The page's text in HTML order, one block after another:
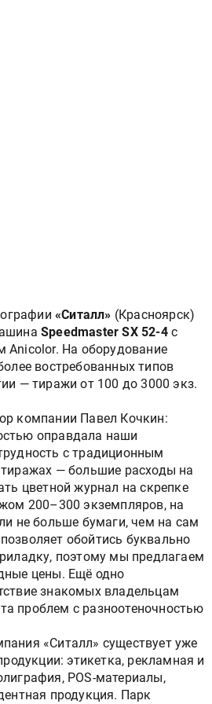
«Ситалл» (Красноярск)
Speedmaster SХ 52-4 с
Anicolor. На оборудование
востребованных типов
— тиражи от 100 до 3000 экз.
компании Павел Кочкин:
оправдала наши
с традиционным
— большие расходы на
цветной журнал на скрепке
200–300 экземпляров, на
не больше бумаги, чем на сам
обойтись буквально
поэтому мы предлагаем
цены. Ещё одно
знакомых владельцам
проблем с разноотеночностью
«Ситалл» существует уже
этикетка, рекламная и
POS-материалы,
продукция. Парк